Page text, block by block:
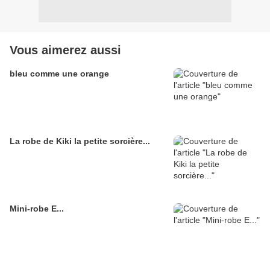
Vous aimerez aussi
bleu comme une orange
La robe de Kiki la petite sorcière...
Mini-robe E...